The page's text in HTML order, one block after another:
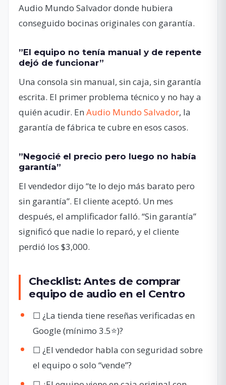
Audio Mundo Salvador donde hubiera
conseguido bocinas originales con garantía.
”El equipo no tenía manual y de repente
dejó de funcionar”
Una consola sin manual, sin caja, sin garantía
escrita. El primer problema técnico y no hay a
quién acudir. En Audio Mundo Salvador, la
garantía de fábrica te cubre en esos casos.
”Negocié el precio pero luego no había
garantía”
El vendedor dijo “te lo dejo más barato pero
sin garantía”. El cliente aceptó. Un mes
después, el amplificador falló. “Sin garantía”
significó que nadie lo reparó, y el cliente
perdió los $3,000.
Checklist: Antes de comprar
equipo de audio en el Centro
☐ ¿La tienda tiene reseñas verificadas en
Google (mínimo 3.5⭐)?
☐ ¿El vendedor habla con seguridad sobre
el equipo o solo “vende”?